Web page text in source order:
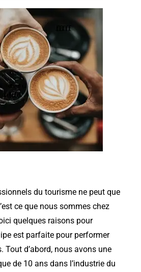
du tourisme ne peut que
ce que nous sommes chez
quelques raisons pour
est parfaite pourperformer
Tout d’abord, nous avons une
de 10 ans dans l’industrie du